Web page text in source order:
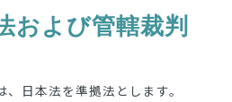
および管轄裁判
日本法を準拠法とします。